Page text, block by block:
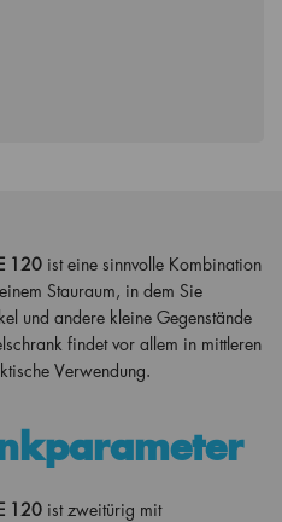
120 ist eine sinnvolle Kombination
Stauraum, in dem Sie
und andere kleine Gegenstände
findet vor allem in mittleren
Verwendung.
120 ist zweitürig mit